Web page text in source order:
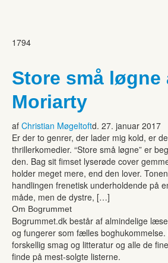
1794
Store små løgne
Moriarty
af Christian Møgeltoftd. 27. januar 2017
Er der to genrer, der lader mig kold, er
thrillerkomedier. “Store små løgne” er
den. Bag sit fimset lyserøde cover
holder meget mere, end den lover.
handlingen frenetisk underholdende på
måde, men de dystre, […]
Om Bogrummet
Bogrummet.dk består af almindelige
og fungerer som fælles
forskellig smag og litteratur og alle de
finde på mest-solgte listerne.